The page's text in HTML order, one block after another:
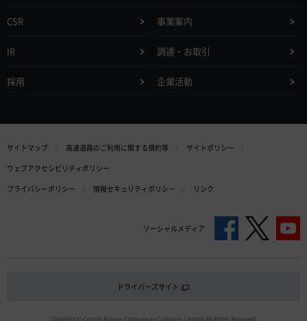
CSR 事業案内
IR 調達・お取引
採用 企業活動
サイトマップ 高速道路のご利用に関する規約等
サイトポリシー
ウェブアクセシビリティポリシー
プライバシーポリシー
情報セキュリティポリシー リンク
ソーシャルメディア
ドライバーズサイト
Copyright © Central Nippon Expressway Company Limited All Rights Reserved.